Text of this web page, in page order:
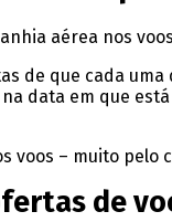
aérea nos
de que cada
data em que
voos – muito pelo
de